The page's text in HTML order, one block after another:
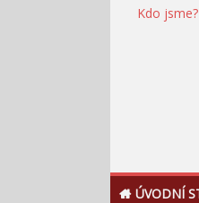
PřeskočitKdo jsme?
ÚVODNÍ